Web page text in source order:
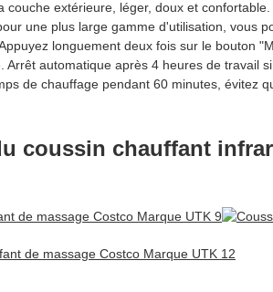
couche extérieure, léger, doux et confortable.
une plus large gamme d'utilisation, vous
longuement deux fois sur le
automatique après 4 heures de travail
de chauffage pendant 60 minutes,
coussin chauffant